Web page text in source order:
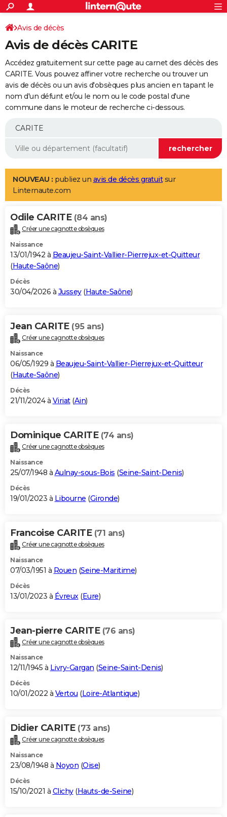
ACTUALITÉS
Politique
Société
Faits Divers
Education
Monde
Villes
+
SPORT
Coupe du monde 2026
Football
Tennis
Cyclisme
Rugby
Forum
Programme TV
TNT
Streaming
Cinéma
Sorties cinéma
Musique
+
FINANCE
Retraite
Epargne
Immobilier
Risques naturels par ville
Banque
Assurance
AUTO
Essais
Réserver un essai
Citadines
Berlines
SUV
Forum auto
+
Mobiles
Meilleur smartphone
Internet
Ordinateurs
Jeux vidéo
Guide high-tech
Aménagement intérieur
LIFESTYLE
Art de vivre
Bien-être
Loisirs
Mode
Modes de vie
Alimentation
Guide de la santé
Maladies
Médicaments
Sommeil
VOYAGE
Destinations
City break
Voyage nature
Voyage de noces
Forum
Climat
+PHOTO
GUIDES D'ACHAT
BONS PLANS
DICTIONNAIRE
Dictionnaire
Biographies
Citations
Expressions
Proverbes
PROGRAMME TV
COPAINS D'AVANT
S'inscrire
Se connecter
Lycées
Collèges
Primaires
Universités
Entreprises
Service militaire
Avis de recherche
FORUM
Avis de décès
Avis de décès CARITE
Accédez gratuitement sur cette page au carnet des décès des
CARITE. Vous pouvez affiner votre recherche ou trouver un
avis de décès ou un avis d'obsèques plus ancien en tapant le
nom d'un défunt et/ou le nom ou le code postal d'une
commune dans le moteur de recherche ci-dessous.
NOUVEAU : publiez un avis de décès gratuitsur
Linternaute.com
Odile CARITE (84 ans)
Créer une cagnotte obsèques
Naissance
13/01/1942 à Beaujeu-Saint-Vallier-Pierrejux-et-Quitteur
(Haute-Saône)
Décès
30/04/2026 à Jussey(Haute-Saône)
Jean CARITE (95 ans)
Créer une cagnotte obsèques
Naissance
06/05/1929 à Beaujeu-Saint-Vallier-Pierrejux-et-Quitteur
(Haute-Saône)
Décès
21/11/2024 à Viriat(Ain)
Dominique CARITE (74 ans)
Créer une cagnotte obsèques
Naissance
25/07/1948 à Aulnay-sous-Bois (Seine-Saint-Denis)
Décès
19/01/2023 à Libourne (Gironde)
Francoise CARITE (71 ans)
Créer une cagnotte obsèques
Naissance
07/03/1951 à Rouen (Seine-Maritime)
Décès
13/01/2023 à Évreux (Eure)
Jean-pierre CARITE (76 ans)
Créer une cagnotte obsèques
Naissance
12/11/1945 à Livry-Gargan (Seine-Saint-Denis)
Décès
10/01/2022 à Vertou (Loire-Atlantique)
Didier CARITE (73 ans)
Créer une cagnotte obsèques
Naissance
23/08/1948 à Noyon (Oise)
Décès
15/10/2021 à Clichy(Hauts-de-Seine)